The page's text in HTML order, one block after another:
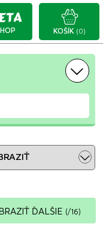
KOŠÍK (0)
ĎALŠIE (/16)